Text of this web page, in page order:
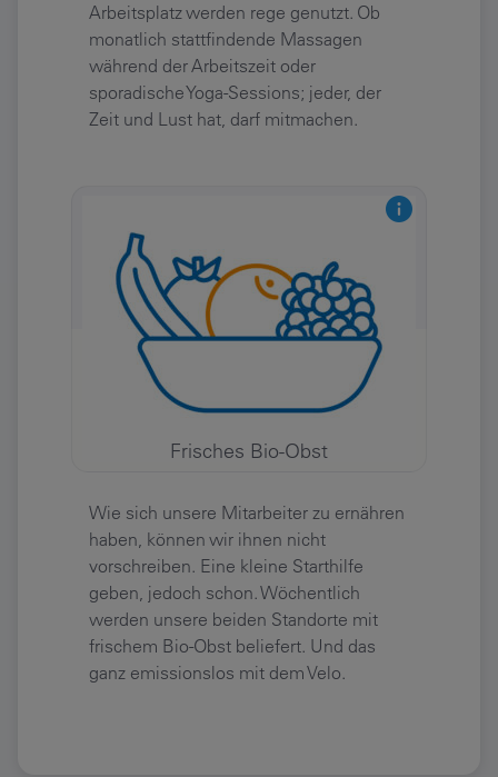
Arbeitsplatz werden rege genutzt. Ob
monatlich stattfindende Massagen
während der Arbeitszeit oder
sporadische Yoga-Sessions; jeder, der
Zeit und Lust hat, darf mitmachen.
Frisches Bio-Obst
Wie sich unsere Mitarbeiter zu ernähren
haben, können wir ihnen nicht
vorschreiben. Eine kleine Starthilfe
geben, jedoch schon. Wöchentlich
werden unsere beiden Standorte mit
frischem Bio-Obst beliefert. Und das
ganz emissionslos mit dem Velo.